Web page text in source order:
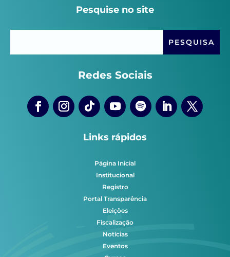
Pesquise no site
Redes Sociais
Links rápidos
Página Inicial
Institucional
Registro
Portal Transparência
Eleições
Fiscalização
Notícias
Eventos